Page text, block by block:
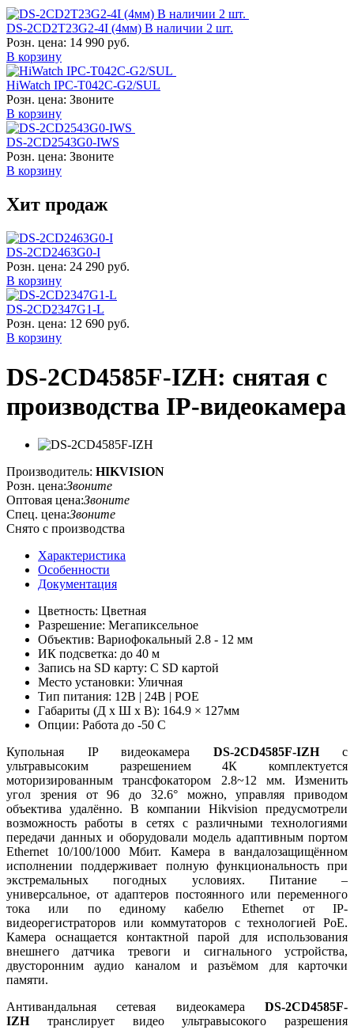
DS-2CD2T23G2-4I (4мм) В наличии 2 шт.
Розн. цена: 14 990 руб.
В корзину
HiWatch IPC-T042C-G2/SUL
Розн. цена: Звоните
В корзину
DS-2CD2543G0-IWS
Розн. цена: Звоните
В корзину
Хит продаж
DS-2CD2463G0-I
Розн. цена: 24 290 руб.
В корзину
DS-2CD2347G1-L
Розн. цена: 12 690 руб.
В корзину
DS-2CD4585F-IZH: снятая с
производства IP-видеокамера
Производитель: HIKVISION
Розн. цена:Звоните
Оптовая цена:Звоните
Спец. цена:Звоните
Снято с производства
Характеристика
Особенности
Документация
Цветность: Цветная
Разрешение: Мегапиксельное
Объектив: Вариофокальный 2.8 - 12 мм
ИК подсветка: до 40 м
Запись на SD карту: С SD картой
Место установки: Уличная
Тип питания: 12В | 24В | POE
Габариты (Д х Ш х В): 164.9 × 127мм
Опции: Работа до -50 C
Купольная IP видеокамера DS-2CD4585F-IZHс
ультравысоким разрешением 4К комплектуется
моторизированным трансфокатором 2.8~12 мм. Изменить
угол зрения от 96 до 32.6° можно, управляя приводом
объектива удалённо. В компании Hikvision предусмотрели
возможность работы в сетях с различными технологиями
передачи данных и оборудовали модель адаптивным портом
Ethernet 10/100/1000 Мбит. Камера в вандалозащищённом
исполнении поддерживает полную функциональность при
экстремальных погодных условиях. Питание –
универсальное, от адаптеров постоянного или переменного
тока или по единому кабелю Ethernet от IP-
видеорегистраторов или коммутаторов с технологией PoE.
Камера оснащается контактной парой для использования
внешнего датчика тревоги и сигнального устройства,
двусторонним аудио каналом и разъёмом для карточки
памяти.
Антивандальная сетевая видеокамера DS-2CD4585F-
IZH транслирует видео ультравысокого разрешения